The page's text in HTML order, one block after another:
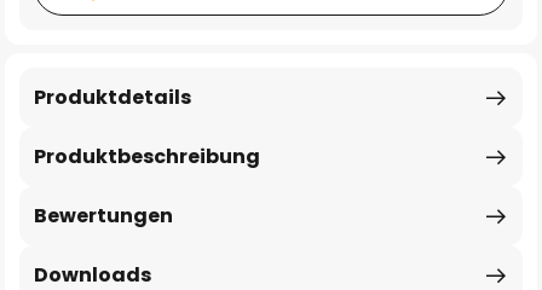
Produktbeschreibung
Produktdetails
Bewertungen
Downloads